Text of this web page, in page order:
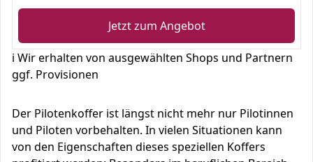
Jetzt zum Angebot
ℹ️ Wir erhalten von ausgewählten Shops und Partnern
ggf. Provisionen
Der Pilotenkoffer ist längst nicht mehr nur Pilotinnen
und Piloten vorbehalten. In vielen Situationen kann
von den Eigenschaften dieses speziellen Koffers